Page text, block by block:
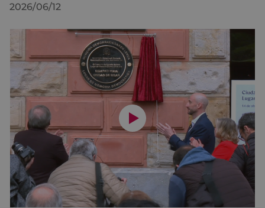
2026/06/12